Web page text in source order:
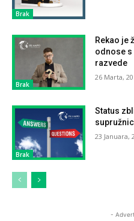
Brak
Brak
Rekao je
odnose s
razvede
26 Marta,
Brak
Status
23 Januara,
-